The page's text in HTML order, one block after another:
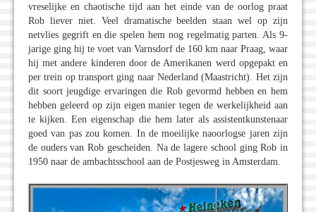
vreselijke en chaotische tijd aan het einde van de oorlog praat
Rob liever niet. Veel dramatische beelden staan wel op zijn
netvlies gegrift en die spelen hem nog regelmatig parten. Als 9-
jarige ging hij te voet van Varnsdorf de 160 km naar Praag, waar
hij met andere kinderen door de Amerikanen werd opgepakt en
per trein op transport ging naar Nederland (Maastricht). Het zijn
dit soort jeugdige ervaringen die Rob gevormd hebben en hem
hebben geleerd op zijn eigen manier tegen de werkelijkheid aan
te kijken. Een eigenschap die hem later als assistentkunstenaar
goed van pas zou komen. In de moeilijke naoorlogse jaren zijn
de ouders van Rob gescheiden. Na de lagere school ging Rob in
1950 naar de ambachtsschool aan de Postjesweg in Amsterdam.